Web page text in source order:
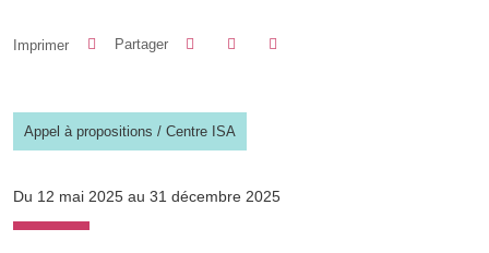
Imprimer Partager Partager sur Facebook
Partager sur LinkedIn
Appel à propositions / Centre ISA
Du 12 mai 2025 au 31 décembre 2025